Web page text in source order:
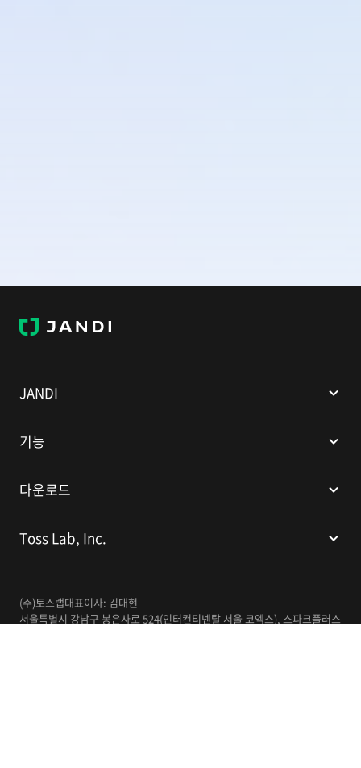
J
A
JANDI
기능
다운로드
Toss Lab, Inc.
(주)토스랩대표이사: 김대현
서울특별시 강남구 봉은사로 524(인터컨티넨탈 서울 코엑스), 스파크플러스